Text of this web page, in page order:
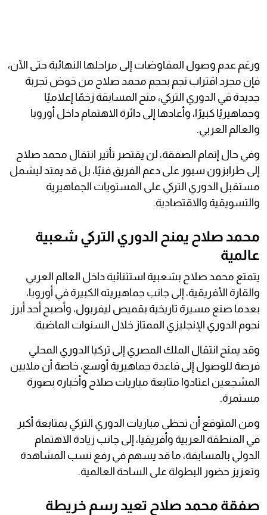
ورغم عدم وصول المفاوضات إلى مراحلها النهائية حتى الآن،
فإن مجرد اقتراب نجم بحجم محمد صلاح من خوض تجربة
جديدة في الدوري التركي، منح المسابقة زخمًا إعلاميًا
وجماهيريًا كبيرًا، وأعادها إلى دائرة الاهتمام داخل أوروبا
والعالم العربي.
وفي حال إتمام الصفقة، لن يقتصر تأثير انتقال محمد صلاح
إلى طرابزون سبور على دعم الفريق فنيًا، بل قد يمتد ليشمل
مستقبل الدوري التركي على المستويات الجماهيرية
والتسويقية والاقتصادية.
محمد صلاح يمنح الدوري التركي شعبية
عالمية
يتمتع محمد صلاح بشعبية استثنائية داخل العالم العربي
والقارة الأفريقية، إلى جانب جماهيريته الكبيرة في أوروبا،
بعدما صنع مسيرة تاريخية بقميص ليفربول، وأصبح أحد أبرز
نجوم الدوري الإنجليزي الممتاز خلال السنوات الماضية.
وقد يمنح انتقال الملك المصري إلى تركيا الدوري المحلي
فرصة للوصول إلى قاعدة جماهيرية أوسع، خاصة أن ملايين
المشجعين اعتادوا متابعة مباريات صلاح وأخباره بصورة
مستمرة.
ومن المتوقع أن تحظى مباريات الدوري التركي بمتابعة أكبر
في المنطقة العربية وأفريقيا، إلى جانب زيادة الاهتمام
الدولي بالمسابقة، ما قد يسهم في رفع نسب المشاهدة
وتعزيز حضور البطولة على الساحة العالمية.
صفقة محمد صلاح تعيد رسم خريطة